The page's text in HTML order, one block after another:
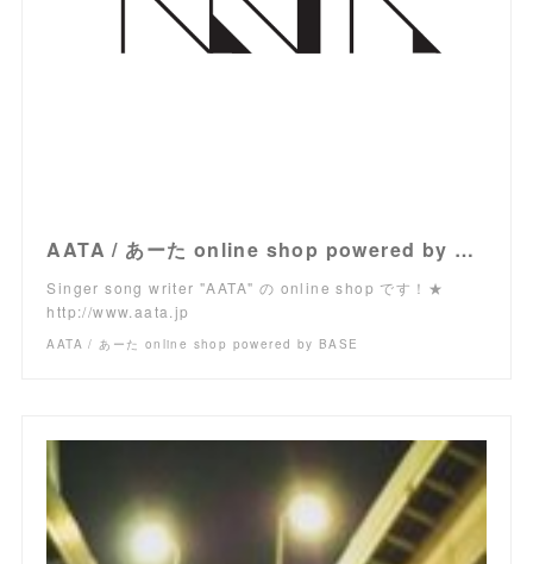
AATA / あーた online shop powered by BASE
Singer song writer "AATA" の online shop です！★
http://www.aata.jp
AATA / あーた online shop powered by BASE